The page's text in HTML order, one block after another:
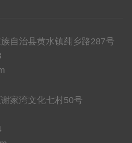
自治县黄水镇莼乡路287号
家湾文化七村50号